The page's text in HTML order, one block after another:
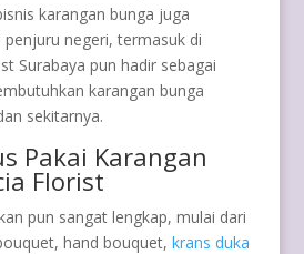
karangan bunga juga
negeri, termasuk di
Surabaya pun hadir sebagai
karangan bunga
sekitarnya.
Pakai Karangan
Florist
pun sangat lengkap, mulai dari
hand bouquet, krans duka